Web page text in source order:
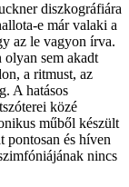
diszkográfiára
e már valaki a
az le vagyon írva.
olyan sem akadt
a ritmust, az
A hatásos
közé
műből készült
pontosan és híven
nincs